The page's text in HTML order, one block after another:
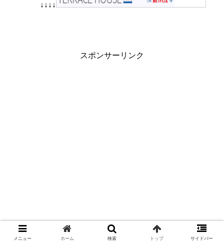
↓↓↓↓
スポンサーリンク
メニュー ホーム 検索 トップ サイドバー